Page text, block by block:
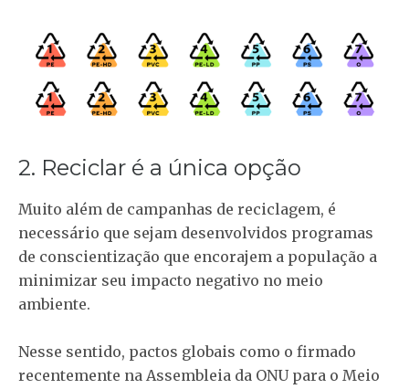
2. Reciclar é a única opção
Muito além de campanhas de reciclagem, é
necessário que sejam desenvolvidos programas
de conscientização que encorajem a população a
minimizar seu impacto negativo no meio
ambiente.
Nesse sentido, pactos globais como o firmado
recentemente na Assembleia da ONU para o Meio